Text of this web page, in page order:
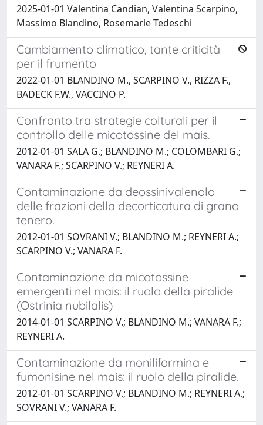
2025-01-01 Valentina Candian, Valentina Scarpino,
Massimo Blandino, Rosemarie Tedeschi
Cambiamento climatico, tante criticità
per il frumento
2022-01-01 BLANDINO M., SCARPINO V., RIZZA F.,
BADECK F.W., VACCINO P.
Confronto tra strategie colturali per il
controllo delle micotossine del mais.
2012-01-01 SALA G.; BLANDINO M.; COLOMBARI G.;
VANARA F.; SCARPINO V.; REYNERI A.
Contaminazione da deossinivalenolo
delle frazioni della decorticatura di grano
tenero.
2012-01-01 SOVRANI V.; BLANDINO M.; REYNERI A.;
SCARPINO V.; VANARA F.
Contaminazione da micotossine
emergenti nel mais: il ruolo della piralide
(Ostrinia nubilalis)
2014-01-01 SCARPINO V.; BLANDINO M.; VANARA F.;
REYNERI A.
Contaminazione da moniliformina e
fumonisine nel mais: il ruolo della piralide.
2012-01-01 SCARPINO V.; BLANDINO M.; REYNERI A.;
SOVRANI V.; VANARA F.